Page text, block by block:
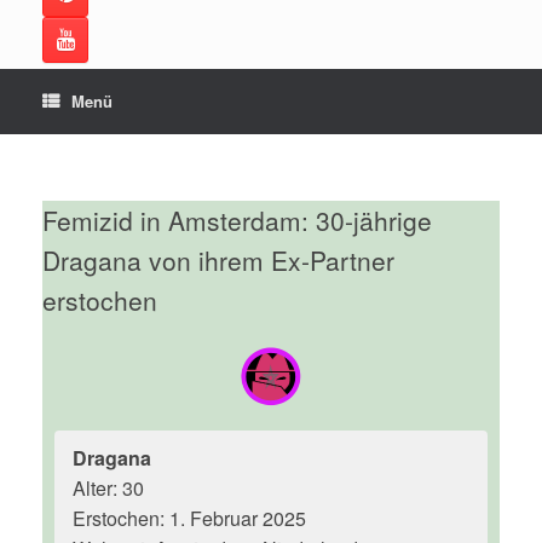
Menü
Femizid in Amsterdam: 30-jährige
Dragana von ihrem Ex-Partner
erstochen
Dragana
Alter: 30
Erstochen: 1. Februar 2025